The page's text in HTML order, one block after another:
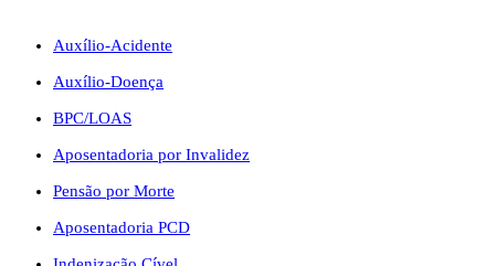
Auxílio-Acidente
Auxílio-Doença
BPC/LOAS
Aposentadoria por Invalidez
Pensão por Morte
Aposentadoria PCD